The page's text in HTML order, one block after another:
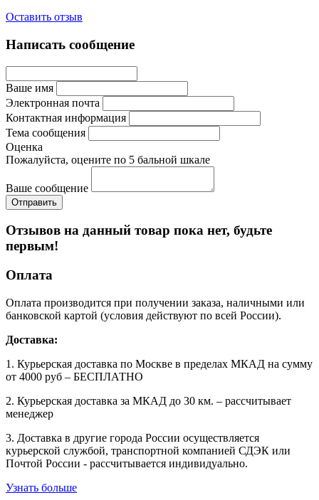
Оставить отзыв
Написать сообщение
Ваше имя
Электронная почта
Контактная информация
Тема сообщения
Оценка
Пожалуйста, оцените по 5 бальной шкале
Ваше сообщение
Отзывов на данный товар пока нет, будьте
первым!
Оплата
Оплата производится при получении заказа, наличными или
банковской картой (условия действуют по всей России).
Доставка:
1. Курьерская доставка по Москве в пределах МКАД на сумму
от 4000 руб – БЕСПЛАТНО
2. Курьерская доставка за МКАД до 30 км. – рассчитывает
менеджер
3. Доставка в другие города России осуществляется
курьерской службой, транспортной компанией СДЭК или
Почтой России - рассчитывается индивидуально.
Узнать больше